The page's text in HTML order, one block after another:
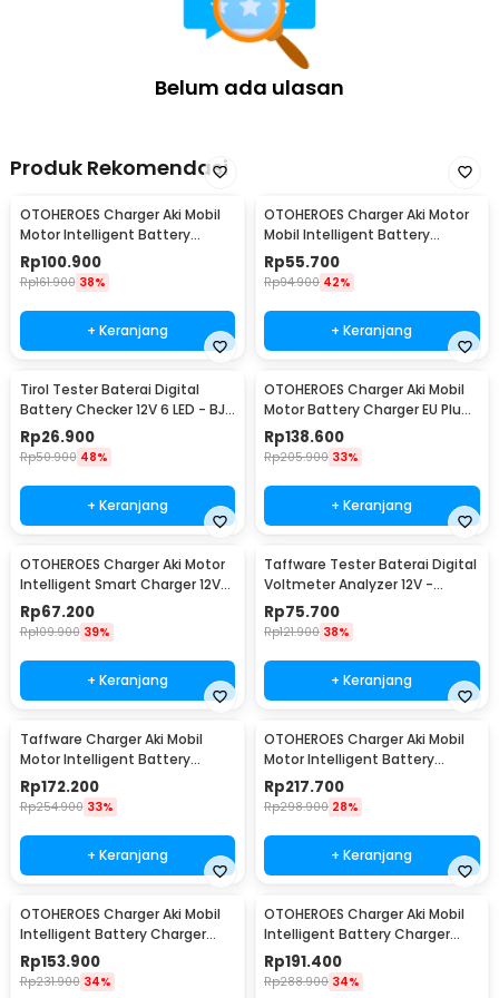
Belum ada ulasan
Produk Rekomendasi
OTOHEROES Charger Aki Mobil
Motor Intelligent Battery
Charger 12V 6A - FBC1206D
Rp100.900
Rp161.900 38%
+ Keranjang
OTOHEROES Charger Aki Motor
Mobil Intelligent Battery
Charger 12V 2A - UD11
Rp55.700
Rp94.900 42%
+ Keranjang
Tirol Tester Baterai Digital
Battery Checker 12V 6 LED - BJ-
803
Rp26.900
Rp50.900 48%
+ Keranjang
OTOHEROES Charger Aki Mobil
Motor Battery Charger EU Plug
12/24V 10A - UD21
Rp138.600
Rp205.900 33%
+ Keranjang
OTOHEROES Charger Aki Motor
Intelligent Smart Charger 12V
2A EU Plug - UD12
Rp67.200
Rp109.900 39%
+ Keranjang
Taffware Tester Baterai Digital
Voltmeter Analyzer 12V -
CNBJ-805
Rp75.700
Rp121.900 38%
+ Keranjang
Taffware Charger Aki Mobil
Motor Intelligent Battery
Charger 12V 20A - KC-20A
Rp172.200
Rp254.900 33%
+ Keranjang
OTOHEROES Charger Aki Mobil
Motor Intelligent Battery
Charger 12V/24V - LD-002S
Rp217.700
Rp298.900 28%
+ Keranjang
OTOHEROES Charger Aki Mobil
Intelligent Battery Charger
12V/24V 10A - MF-2
Rp153.900
Rp231.900 34%
OTOHEROES Charger Aki Mobil
Intelligent Battery Charger
12V/24V 10A - MF-2B
Rp191.400
Rp288.900 34%